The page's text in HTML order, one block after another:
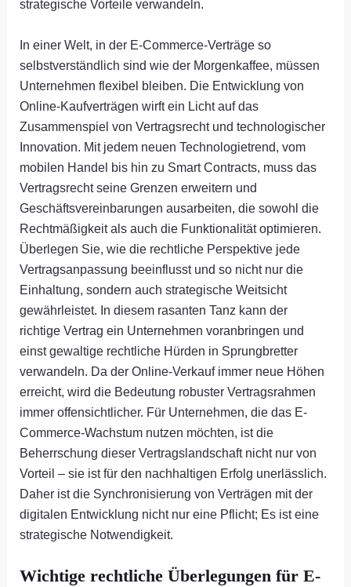
strategische Vorteile verwandeln.
In einer Welt, in der E-Commerce-Verträge so
selbstverständlich sind wie der Morgenkaffee, müssen
Unternehmen flexibel bleiben. Die Entwicklung von
Online-Kaufverträgen wirft ein Licht auf das
Zusammenspiel von Vertragsrecht und technologischer
Innovation. Mit jedem neuen Technologietrend, vom
mobilen Handel bis hin zu Smart Contracts, muss das
Vertragsrecht seine Grenzen erweitern und
Geschäftsvereinbarungen ausarbeiten, die sowohl die
Rechtmäßigkeit als auch die Funktionalität optimieren.
Überlegen Sie, wie die rechtliche Perspektive jede
Vertragsanpassung beeinflusst und so nicht nur die
Einhaltung, sondern auch strategische Weitsicht
gewährleistet. In diesem rasanten Tanz kann der
richtige Vertrag ein Unternehmen voranbringen und
einst gewaltige rechtliche Hürden in Sprungbretter
verwandeln. Da der Online-Verkauf immer neue Höhen
erreicht, wird die Bedeutung robuster Vertragsrahmen
immer offensichtlicher. Für Unternehmen, die das E-
Commerce-Wachstum nutzen möchten, ist die
Beherrschung dieser Vertragslandschaft nicht nur von
Vorteil – sie ist für den nachhaltigen Erfolg unerlässlich.
Daher ist die Synchronisierung von Verträgen mit der
digitalen Entwicklung nicht nur eine Pflicht; Es ist eine
strategische Notwendigkeit.
Wichtige rechtliche Überlegungen für E-